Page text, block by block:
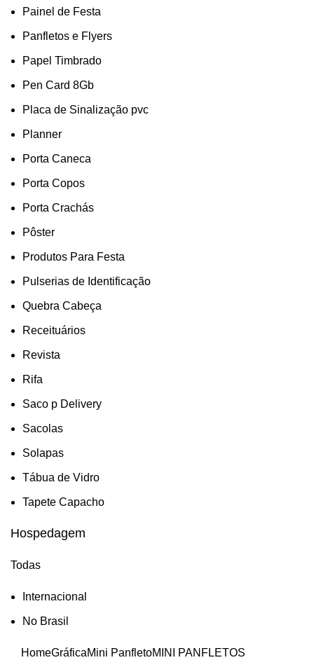
Painel de Festa
Panfletos e Flyers
Papel Timbrado
Pen Card 8Gb
Placa de Sinalização pvc
Planner
Porta Caneca
Porta Copos
Porta Crachás
Pôster
Produtos Para Festa
Pulserias de Identificação
Quebra Cabeça
Receituários
Revista
Rifa
Saco p Delivery
Sacolas
Solapas
Tábua de Vidro
Tapete Capacho
Hospedagem
Todas
Internacional
No Brasil
HomeGráficaMini PanfletoMINI PANFLETOS